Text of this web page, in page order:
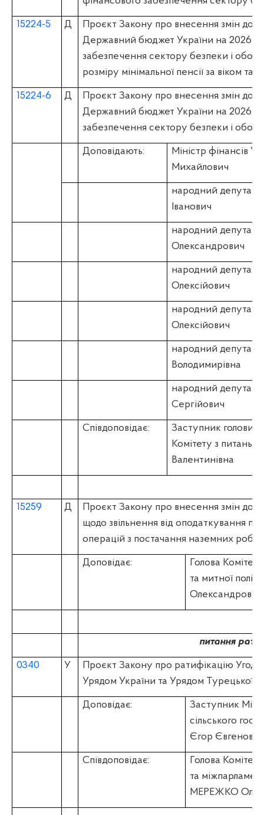
15224-5 Д
Проєкт Закону про внесення змін до
Державний бюджет України на 2026
забезпечення сектору безпеки і
розміру мінімальної пенсії за віком та
15224-6 Д
Проєкт Закону про внесення змін до
Державний бюджет України на 2026
забезпечення сектору безпеки і
Доповідають:
Міністр фінансів
Михайлович
народний депутат
Іванович
народний
Олександрович
народний депутат
Олексійович
народний
Олексійович
народний
Володимирівна
народний
Сергійович
Співдоповідає:
Заступник голови
Комітету з
Валентинівна
15259 Д
Проєкт Закону про внесення змін до
щодо звільнення від оподаткування
операцій з постачання наземних
Доповідає:
Голова
та митної
Олександрович
питання
0340 У
Проєкт Закону про ратифікацію Угоди
Урядом України та Урядом Турецької
Доповідає:
Заступник
сільського
Єгор
Співдоповідає:
Голова
та
МЕРЕЖКО